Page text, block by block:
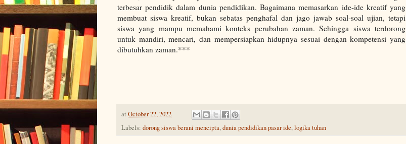
terbesar pendidik dalam dunia pendidikan. Bagaimana memasarkan ide-ide kreatif yang
membuat siswa kreatif, bukan sebatas penghafal dan jago jawab soal-soal ujian, tetapi
siswa yang mampu memahami konteks perubahan zaman. Sehingga siswa terdorong
untuk mandiri, mencari, dan mempersiapkan hidupnya sesuai dengan kompetensi yang
dibutuhkan zaman.***
at October 22, 2022
Labels: dorong siswa berani mencipta,dunia pendidikan pasar ide,logika tuhan